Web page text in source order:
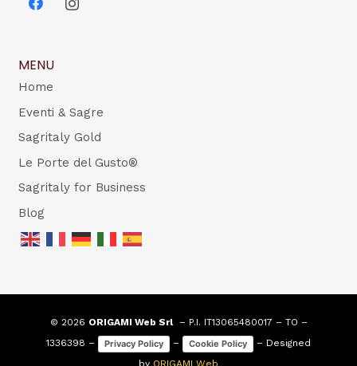
MENU
Home
Eventi & Sagre
Sagritaly Gold
Le Porte del Gusto®
Sagritaly for Business
Blog
© 2026 ORIGAMI Web Srl– P.I. IT13065480017 – TO –
1336398 –
Privacy Policy – Cookie Policy
– Designed
by ORIGAMI Web